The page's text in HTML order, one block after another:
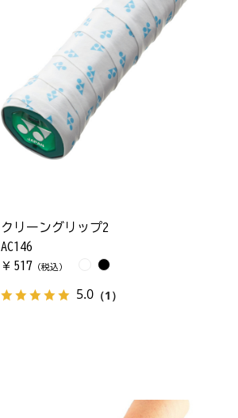
クリーングリップ2
AC146
￥ 517 （税込）
5.0 （1）